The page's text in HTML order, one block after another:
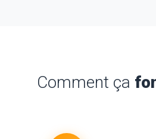
Comment ça